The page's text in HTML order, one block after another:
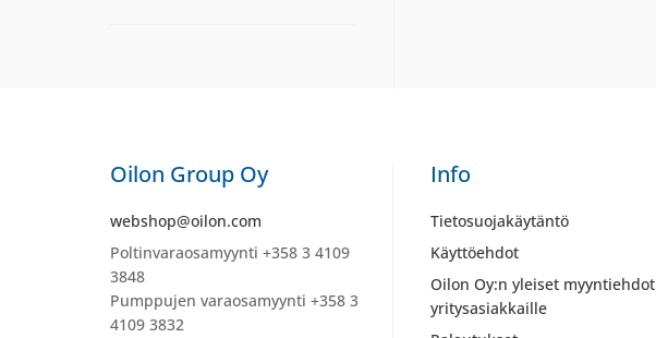
Oilon Group Oy
webshop@oilon.com
Poltinvaraosamyynti +358 3 4109
3848
Pumppujen varaosamyynti +358 3
4109 3832
Info
Tietosuojakäytäntö
Käyttöehdot
Oilon Oy:n yleiset myyntiehdot
yritysasiakkaille